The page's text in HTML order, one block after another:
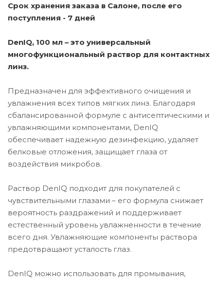
Срок хранения заказа в Салоне, после его
поступления - 7 дней
DenIQ, 100 мл – это универсальный
многофункциональный раствор для контактных
линз.
Предназначен для эффективного очищения и
увлажнения всех типов мягких линз. Благодаря
сбалансированной формуле с антисептическими и
увлажняющими компонентами, DenIQ
обеспечивает надежную дезинфекцию, удаляет
белковые отложения, защищает глаза от
воздействия микробов.
Раствор DenIQ подходит для покупателей с
чувствительными глазами – его формула снижает
вероятность раздражений и поддерживает
естественный уровень увлажненности в течение
всего дня. Увлажняющие компоненты раствора
предотвращают усталость глаз.
DenIQ можно использовать для промывания,